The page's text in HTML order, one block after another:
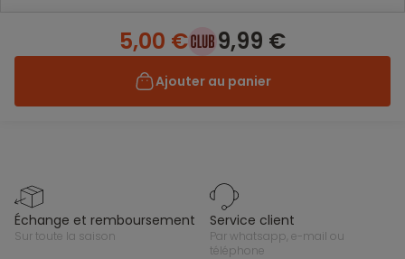
5,00 € 9,99 €
Ajouter au panier
échange et remboursement
sur toute la saison
service client
par whatsapp, e-mail ou
téléphone